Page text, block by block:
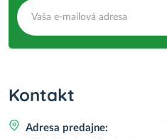
Kontakt
Adresa predajne: